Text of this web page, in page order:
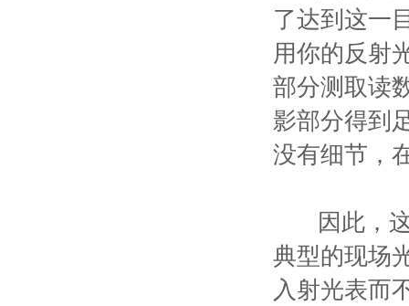
了达到这一
用你的反射
部分测取读
影部分得到
没有细节，
因此，这
典型的现场
入射光表而